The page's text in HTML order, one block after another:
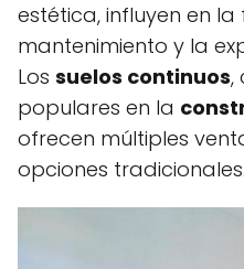
estética, influyen en
mantenimiento y la
Los suelos continuos,
populares en la
ofrecen múltiples
opciones tradicionales.